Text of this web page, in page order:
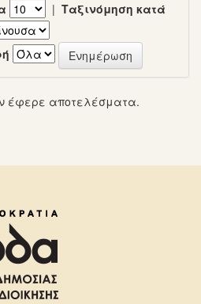
| Ταξινόμηση κατά
έφερε αποτελέσματα.